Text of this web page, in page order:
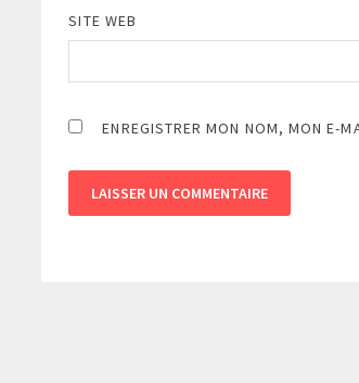
SITE WEB
ENREGISTRER MON NOM, MON E-